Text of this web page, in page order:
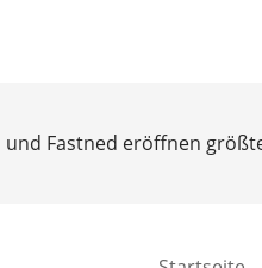
und Fastned eröffnen